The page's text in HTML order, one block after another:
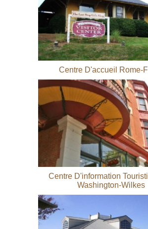
Centre D'accueil Rome-
Centre D'information
Washington-Wilkes